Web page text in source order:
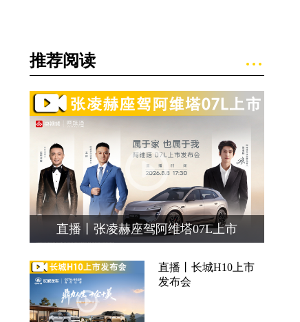
推荐阅读
直播丨张凌赫座驾阿维塔07L上市
直播丨长城H10上市
发布会